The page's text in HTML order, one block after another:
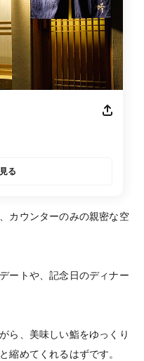
る
カウンターのみの親密な空
ートや、記念日のディナー
ら、美味しい鮨をゆっくり
縮めてくれるはずです。